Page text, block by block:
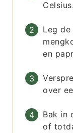
Celsius.
Leg
en
over
Bak in
of